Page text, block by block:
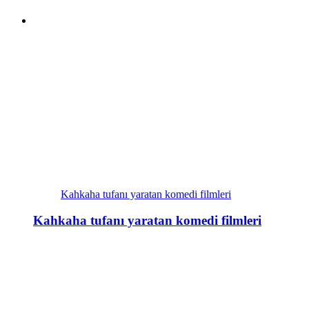
Kahkaha tufanı yaratan komedi filmleri
Kahkaha tufanı yaratan komedi filmleri